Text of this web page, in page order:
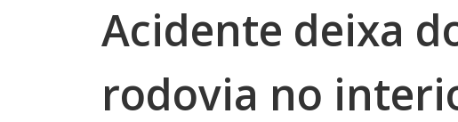
Acidente deixa
rodovia no